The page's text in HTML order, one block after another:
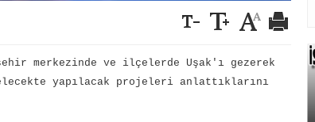
merkezinde ve ilçelerde Uşak'ı gezerek
yapılacak projeleri anlattıklarını